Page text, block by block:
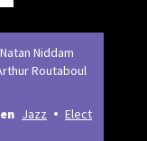
Natan Niddam
Routaboul
Jazz
Elect